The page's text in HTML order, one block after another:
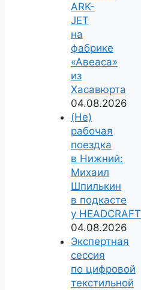
ARK-
JET
на
фабрике
«Авеаса»
из
Хасавюрта
04.08.2026
(Не)
рабочая
поездка
в Нижний:
Михаил
Шпилькин
в подкасте
у HEADCRAFT
04.08.2026
Экспертная
сессия
по цифровой
текстильной